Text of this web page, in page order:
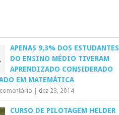
APENAS 9,3% DOS ESTUDANTES
DO ENSINO MÉDIO TIVERAM
APRENDIZADO CONSIDERADO
EM MATEMÁTICA
dez 23, 2014
CURSO DE PILOTAGEM HELDER